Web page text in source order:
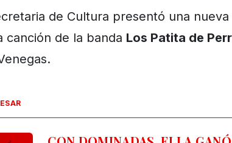
de Cultura presentó una
canción de la banda Los Patita de